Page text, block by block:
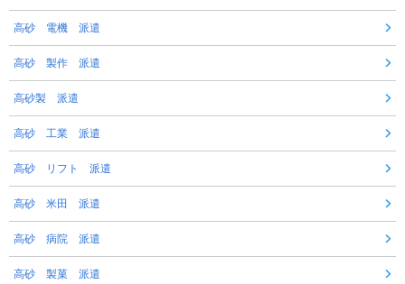
高砂 電機 派遣
高砂 製作 派遣
高砂製 派遣
高砂 工業 派遣
高砂 リフト 派遣
高砂 米田 派遣
高砂 病院 派遣
高砂 製菓 派遣